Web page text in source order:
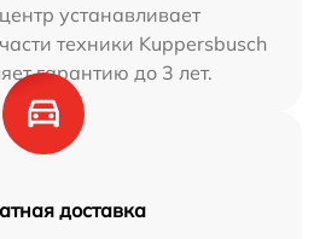
устанавливает
техники Kuppersbusch
гарантию до 3 лет.
доставка